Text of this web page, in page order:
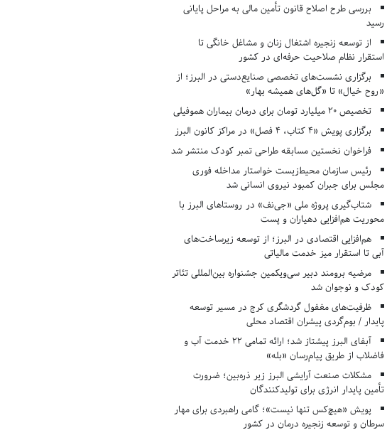
بررسی طرح اصلاح قانون تأمین مالی به مراحل پایانی
رسید
از توسعه زنجیره اشتغال زنان و مشاغل خانگی تا
استقرار نظام صلاحیت حرفه‌ای در کشور
برگزاری نشست‌های تخصصی صنایع‌دستی در البرز؛ از
«روح خیال» تا «گل‌های همیشه بهار»
تخصیص ۲۰ میلیارد تومان برای درمان بیماران هموفیلی
برگزاری پویش «۴ کتاب، ۴ فصل» در مراکز کانون البرز
فراخوان نخستین مسابقه طراحی تمبر کودک منتشر شد
رئیس سازمان محیط‌زیست خواستار مداخله فوری
مجلس برای جبران کمبود نیروی انسانی شد
شتاب‌گیری پروژه ملی «جی‌نف» در روستاهای البرز با
محوریت هم‌افزایی دهیاران و پست
هم‌افزایی اقتصادی در البرز؛ از توسعه زیرساخت‌های
آبی تا استقرار میز خدمت مالیاتی
مرضیه برومند دبیر سی‌ویکمین جشنواره بین‌المللی تئاتر
کودک و نوجوان شد
ظرفیت‌های مغفول گردشگری کرج در مسیر توسعه
پایدار / بوم‌گردی پیشران اقتصاد محلی
آبفای البرز پیشتاز شد؛ ارائه تمامی ۲۲ خدمت آب و
فاضلاب از طریق پیام‌رسان «بله»
مشکلات صنعت آرایشی البرز زیر ذره‌بین؛ ضرورت
تأمین پایدار انرژی برای تولیدکنندگان
پویش «هیچ‌کس تنها نیست»؛ گامی راهبردی برای مهار
سرطان و توسعه زنجیره درمان در کشور